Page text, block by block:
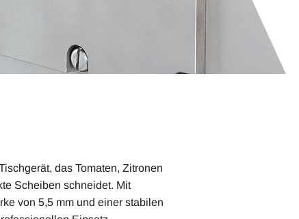
das Tomaten, Zitronen
Scheiben schneidet. Mit
von 5,5 mm und einer stabilen